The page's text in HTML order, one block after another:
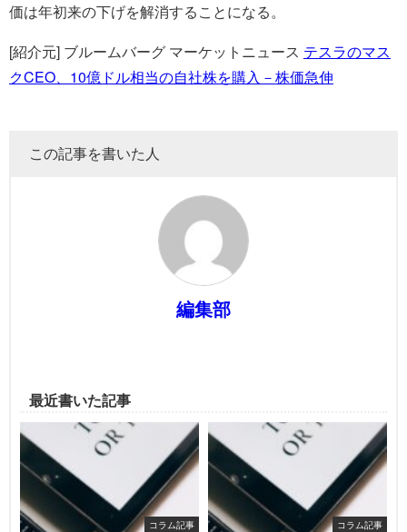
価は年初来の下げを解消することになる。
[紹介元] ブルームバーグ マーケットニュース テスラのマス
クCEO、10億ドル相当の自社株を購入－株価急伸
この記事を書いた人
編集部
最近書いた記事
コラム記事 コラム記事